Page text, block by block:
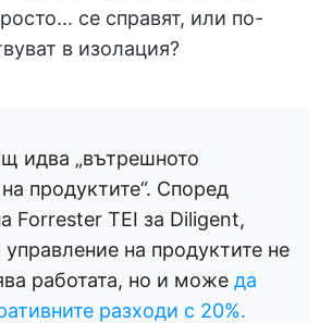
се справят, или по-
в изолация?
идва „вътрешното
продуктите“. Според
Forrester TEI за Diligent,
на продуктите не
работата, но и може да
разходи с 20%.